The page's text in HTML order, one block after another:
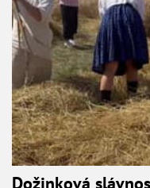
Dožinková